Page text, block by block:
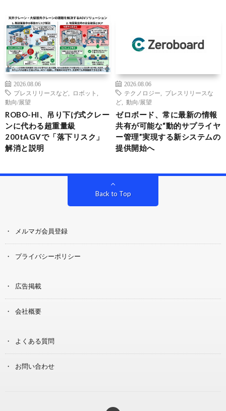
2026.08.06
プレスリリースなど
ロボット
動向/展望
ROBO-HI、吊り下げ式クレー
ンに代わる超重量級
200tAGVで「落下リスク」
解消と説明
2026.08.06
テクノロジー
プレスリリースな
ど
動向/展望
ゼロボード、常に最新の情報
共有が可能な“動的サプライヤ
ー管理”実現する新システムの
提供開始へ
Back to Top
メルマガ会員登録
プライバシーポリシー
広告掲載
会社概要
よくある質問
お問い合わせ